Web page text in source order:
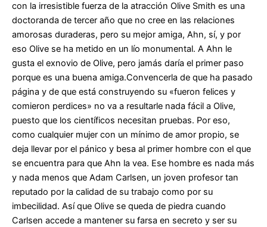
con la irresistible fuerza de la atracción Olive Smith es una
doctoranda de tercer año que no cree en las relaciones
amorosas duraderas, pero su mejor amiga, Ahn, sí, y por
eso Olive se ha metido en un lío monumental. A Ahn le
gusta el exnovio de Olive, pero jamás daría el primer paso
porque es una buena amiga.Convencerla de que ha pasado
página y de que está construyendo su «fueron felices y
comieron perdices» no va a resultarle nada fácil a Olive,
puesto que los científicos necesitan pruebas. Por eso,
como cualquier mujer con un mínimo de amor propio, se
deja llevar por el pánico y besa al primer hombre con el que
se encuentra para que Ahn la vea. Ese hombre es nada más
y nada menos que Adam Carlsen, un joven profesor tan
reputado por la calidad de su trabajo como por su
imbecilidad. Así que Olive se queda de piedra cuando
Carlsen accede a mantener su farsa en secreto y ser su